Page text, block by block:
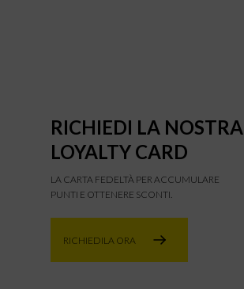
RICHIEDI LA NOSTRA
LOYALTY CARD
LA CARTA FEDELTÀ PER ACCUMULARE
PUNTI E OTTENERE SCONTI.
RICHIEDILA ORA